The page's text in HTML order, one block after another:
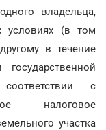
владельца,
условиях (в том
в течение
с
налоговое
участка